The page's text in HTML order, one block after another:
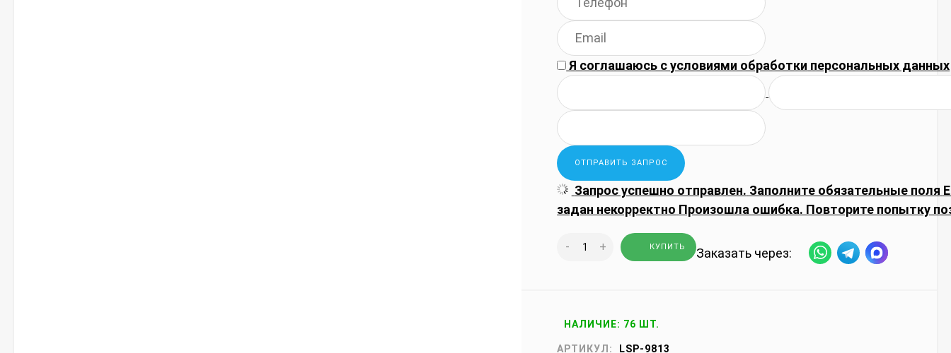
Я соглашаюсь сусловиями обработки персональных данных
Запрос успешно отправлен. Заполните обязательные поля
задан некорректно Произошла ошибка. Повторите попытку
- + КУПИТЬ Заказать через:
НАЛИЧИЕ: 76 ШТ.
АРТИКУЛ: LSP-9813